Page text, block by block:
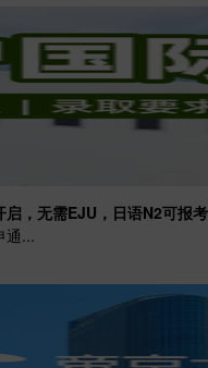
，无需EJU，日语N2可报考
通...